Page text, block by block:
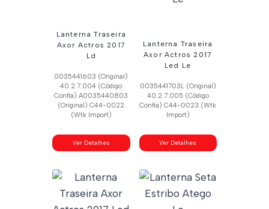
Lanterna Traseira
Axor Actros 2017
Ld
0035441603 (Original)
40.2.7.004 (Código
Confia) A0035440803
(Original) C44-0022
(Wtk Import)
Ver Detalhes
Lanterna Traseira
Axor Actros 2017
Led Le
0035441703L (Original)
40.2.7.005 (Código
Confia) C44-0023 (Wtk
Import)
Ver Detalhes